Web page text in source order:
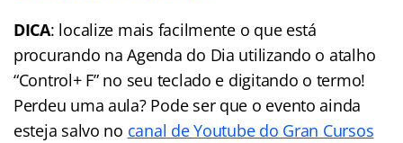
DICA: localize mais facilmente o que está
procurando na Agenda do Dia utilizando o atalho
“Control+ F” no seu teclado e digitando o termo!
Perdeu uma aula? Pode ser que o evento ainda
esteja salvo no canal de Youtube do Gran Cursos